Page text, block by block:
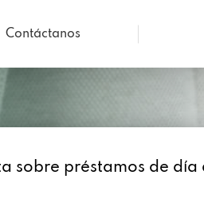
Contáctanos
sobre préstamos de día